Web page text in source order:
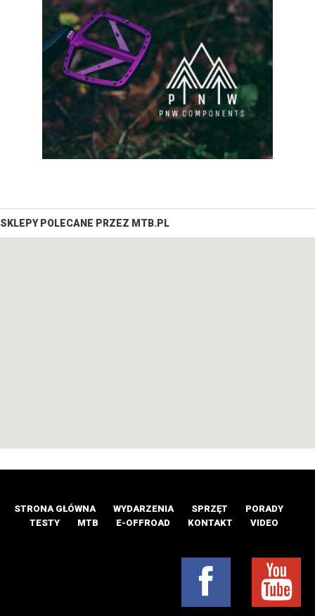
SKLEPY POLECANE PRZEZ MTB.PL
STRONA GŁÓWNA WYDARZENIA SPRZĘT
PORADY
TESTY
MTB E-OFFROAD KONTAKT VIDEO